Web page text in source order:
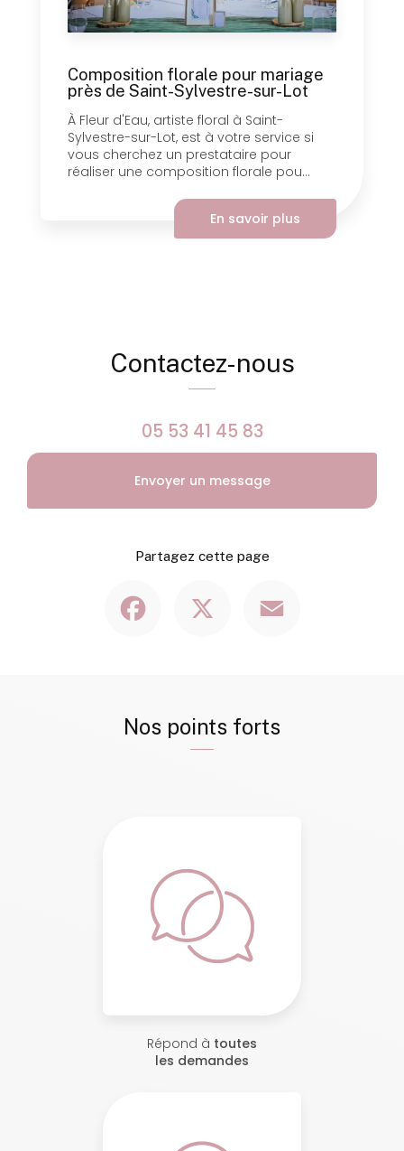
Composition florale pour mariage
près de Saint-Sylvestre-sur-Lot
À Fleur d'Eau, artiste floral à Saint-
Sylvestre-sur-Lot, est à votre service si
vous cherchez un prestataire pour
réaliser une composition florale pou...
En savoir plus
Contactez-nous
05 53 41 45 83
Envoyer un message
Partagez cette page
Nos points forts
Répond à toutes
les demandes